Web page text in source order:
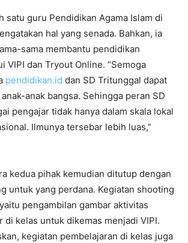
satu guru Pendidikan Agama Islam di
hal yang senada. Bahkan, ia
sama membantu pendidikan
VIPI dan Tryout Online. “Semoga
pendidikan.id dan SD Tritunggal dapat
anak bangsa. Sehingga peran SD
pengajar tidak hanya dalam skala lokal
Ilmunya tersebar lebih luas,”
kedua pihak kemudian ditutup dengan
untuk yang perdana. Kegiatan shooting
pengambilan gambar aktivitas
di kelas untuk dikemas menjadi VIPI.
kegiatan pembelajaran di kelas juga